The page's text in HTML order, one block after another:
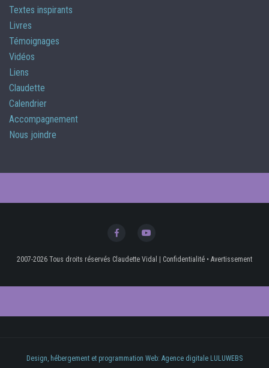
Textes inspirants
Livres
Témoignages
Vidéos
Liens
Claudette
Calendrier
Accompagnement
Nous joindre
2007-2026 Tous droits réservés Claudette Vidal Confidentialité • Avertissement
Design, hébergement et programmation Web: Agence digitale LULUWEBS